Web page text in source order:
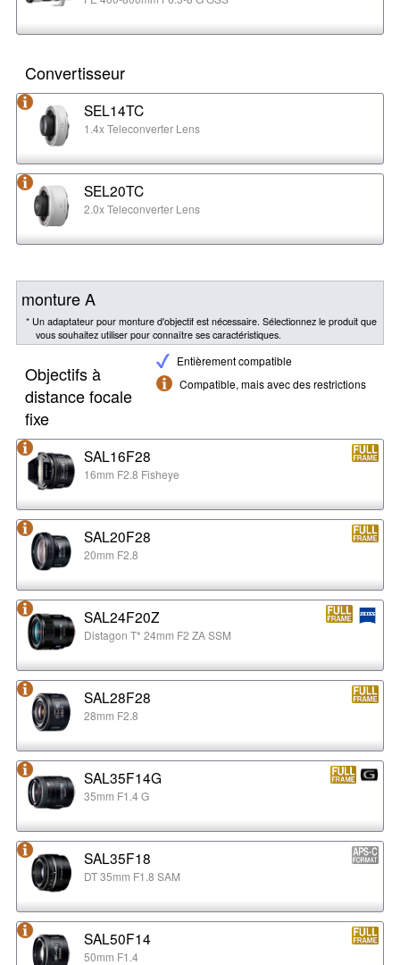
Convertisseur
SEL14TC
1.4x Teleconverter Lens
SEL20TC
2.0x Teleconverter Lens
monture A
* Un adaptateur pour monture d'objectif est nécessaire. Sélectionnez le produit que
vous souhaitez utiliser pour connaître ses caractéristiques.
Entièrement compatible
Compatible, mais avec des restrictions
Objectifs à
distance focale
fixe
SAL16F28
16mm F2.8 Fisheye
SAL20F28
20mm F2.8
SAL24F20Z
Distagon T* 24mm F2 ZA SSM
SAL28F28
28mm F2.8
SAL35F14G
35mm F1.4 G
SAL35F18
DT 35mm F1.8 SAM
SAL50F14
50mm F1.4